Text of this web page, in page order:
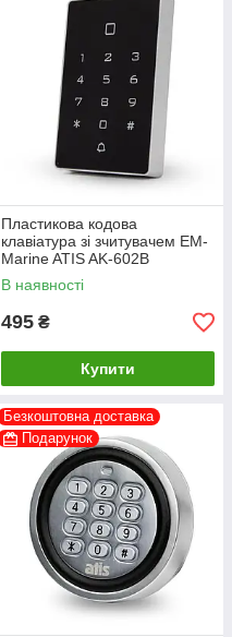
Пластикова кодова
клавіатура зі зчитувачем EM-
Marine ATIS AK-602B
В наявності
495 ₴
Купити
Безкоштовна доставка
Подарунок